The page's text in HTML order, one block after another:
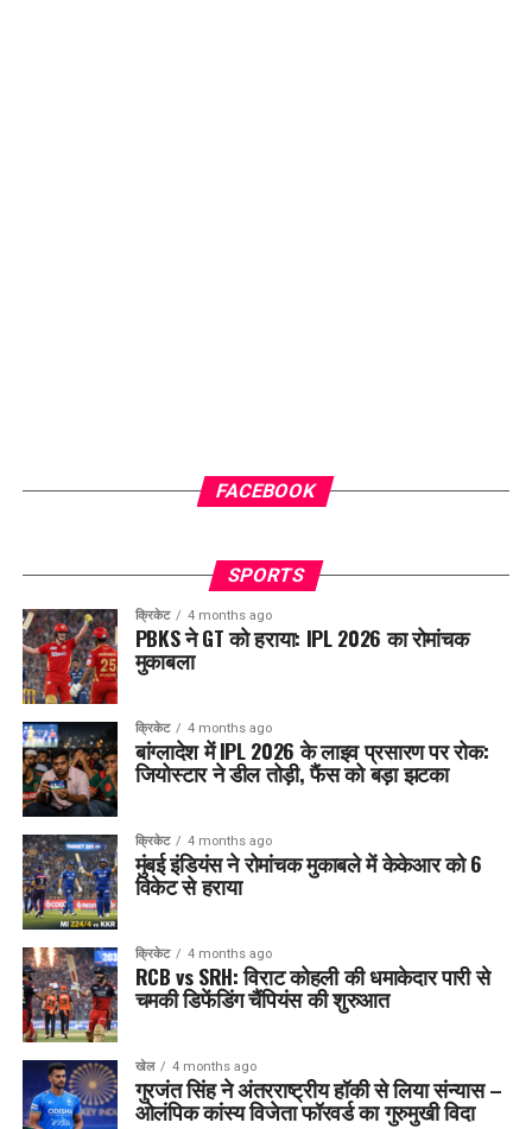
FACEBOOK
SPORTS
क्रिकेट 4 months ago
PBKS ने GT को हराया: IPL 2026 का रोमांचक
मुकाबला
क्रिकेट 4 months ago
बांग्लादेश में IPL 2026 के लाइव प्रसारण पर रोक:
जियोस्टार ने डील तोड़ी, फैंस को बड़ा झटका
क्रिकेट 4 months ago
मुंबई इंडियंस ने रोमांचक मुकाबले में केकेआर को 6
विकेट से हराया
क्रिकेट 4 months ago
RCB vs SRH: विराट कोहली की धमाकेदार पारी से
चमकी डिफेंडिंग चैंपियंस की शुरुआत
खेल 4 months ago
गुरजंत सिंह ने अंतरराष्ट्रीय हॉकी से लिया संन्यास –
ओलंपिक कांस्य विजेता फॉरवर्ड का गुरुमुखी विदा